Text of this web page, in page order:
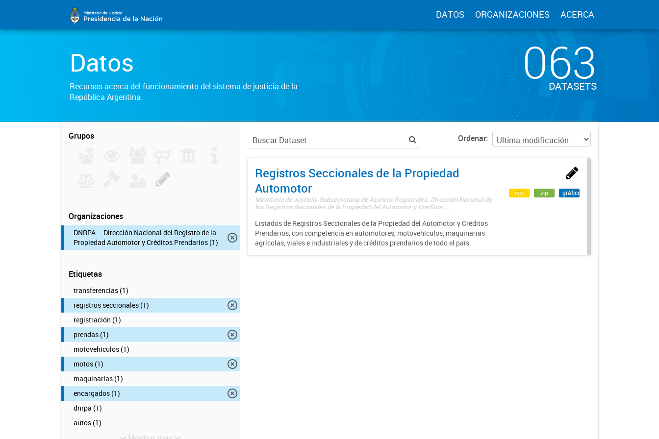
DATOS ORGANIZACIONES ACERCA
Datos
Recursos acerca del funcionamiento del sistema de justicia de la
República Argentina.
063
DATASETS
Grupos
Organizaciones
DNRPA – Dirección Nacional del Registro de la
Propiedad Automotor y Créditos Prendarios (1)
Etiquetas
transferencias (1)
registros seccionales (1)
registración (1)
prendas (1)
motovehículos (1)
motos (1)
maquinarias (1)
encargados (1)
dnrpa (1)
autos (1)
Ordenar
Registros Seccionales de la Propiedad
Automotor
Ministerio de Justicia. Subsecretaría de Asuntos Registrales. Dirección Nacional de
los Registros Nacionales de la Propiedad del Automotor y Créditos ...
Listados de Registros Seccionales de la Propiedad del Automotor y Créditos
Prendarios, con competencia en automotores, motovehículos, maquinarias
agrícolas, viales e industriales y de créditos prendarios de todo el país.
csv zip gráfico